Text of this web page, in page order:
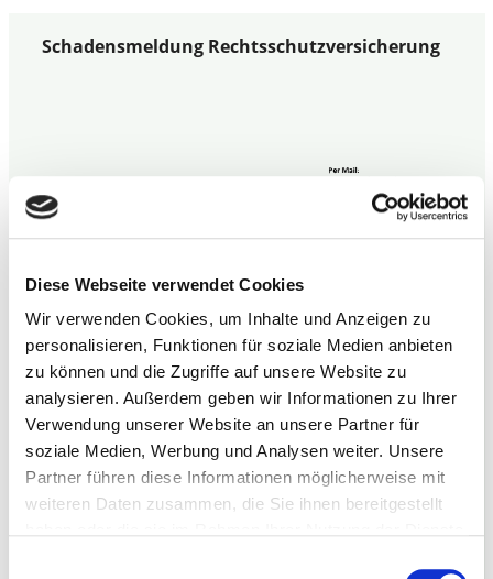
Diese Webseite verwendet Cookies
Wir verwenden Cookies, um Inhalte und Anzeigen zu
personalisieren, Funktionen für soziale Medien anbieten
zu können und die Zugriffe auf unsere Website zu
analysieren. Außerdem geben wir Informationen zu Ihrer
Verwendung unserer Website an unsere Partner für
soziale Medien, Werbung und Analysen weiter. Unsere
Partner führen diese Informationen möglicherweise mit
weiteren Daten zusammen, die Sie ihnen bereitgestellt
Schadensmeldung Rechtsschutzversicherung